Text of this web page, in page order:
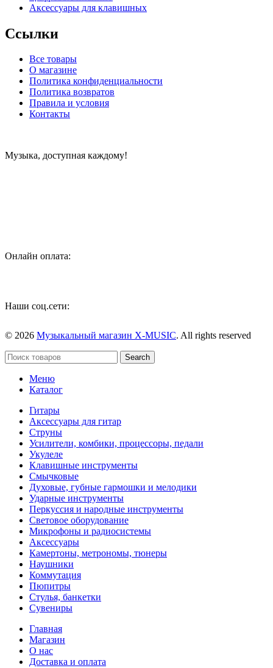
Аксессуары для клавишных
Ссылки
Все товары
О магазине
Политика конфиденциальности
Политика возвратов
Правила и условия
Контакты
Музыка, доступная каждому!
Онлайн оплата:
Наши соц.сети:
© 2026 Музыкальный магазин X-MUSIC. All rights reserved
Search
Меню
Каталог
Гитары
Аксессуары для гитар
Струны
Усилители, комбики, процессоры, педали
Укулеле
Клавишные инструменты
Смычковые
Духовые, губные гармошки и мелодики
Ударные инструменты
Перкуссия и народные инструменты
Световое оборудование
Микрофоны и радиосистемы
Аксессуары
Камертоны, метрономы, тюнеры
Наушники
Коммутация
Пюпитры
Стулья, банкетки
Сувениры
Главная
Магазин
О нас
Доставка и оплата